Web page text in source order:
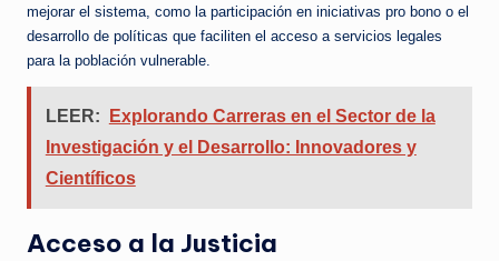
mejorar el sistema, como la participación en iniciativas pro bono o el
desarrollo de políticas que faciliten el acceso a servicios legales
para la población vulnerable.
LEER:
Explorando Carreras en el Sector de la
Investigación y el Desarrollo: Innovadores y
Científicos
Acceso a la Justicia